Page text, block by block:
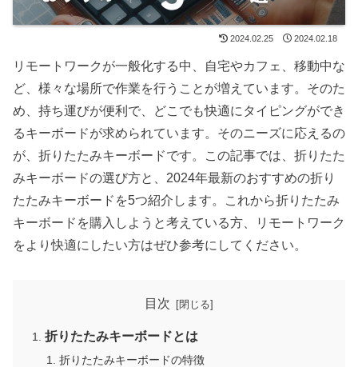
2024.02.25 2024.02.18
リモートワークが一般化する中、自宅やカフェ、移動中な
ど、様々な場所で作業を行うことが増えています。そのた
め、持ち運びが便利で、どこでも快適にタイピングができ
るキーボードが求められています。そのニーズに応えるの
が、折りたたみキーボードです。この記事では、折りたた
みキーボードの選び方と、2024年最新のおすすめの折り
たたみキーボードを5つ紹介します。これから折りたたみ
キーボードを購入しようと考えている方、リモートワーク
をより快適にしたい方はぜひ参考にしてください。
目次
折りたたみキーボードとは
折りたたみキーボードの特徴